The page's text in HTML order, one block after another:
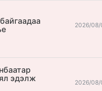
2026/08/
эдэлж
2026/08/